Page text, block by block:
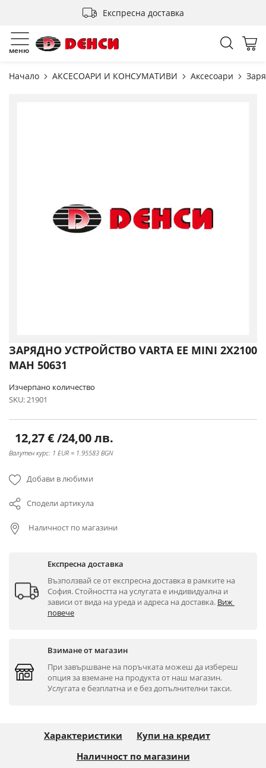
Експресна доставка
меню
Начало АКСЕСОАРИ И КОНСУМАТИВИ Аксесоари
Преминете
към
началото
на
галерия
снимки
ЗАРЯДНО УСТРОЙСТВО VARTA EE MINI 2X2100
MAH 50631
Изчерпано количество
SKU 21901
12,27 €/24,00 лв.
Валутен курс: 1 EUR = 1.95583 BGN
Добави в любими
Сподели артикула
Наличност по магазини
Експресна доставка
Възползвай се от експресна доставка в рамките на
София. Стойността на услугата е индивидуална и
зависи от вида на уреда и адреса на доставка. Виж
повече
Взимане от магазин
При завършване на поръчката можеш да избереш
опция за вземане на продукта от наш магазин.
Услугата е безплатна и е без допълнителни такси.
Характеристики
Купи на кредит
Наличност по магазини